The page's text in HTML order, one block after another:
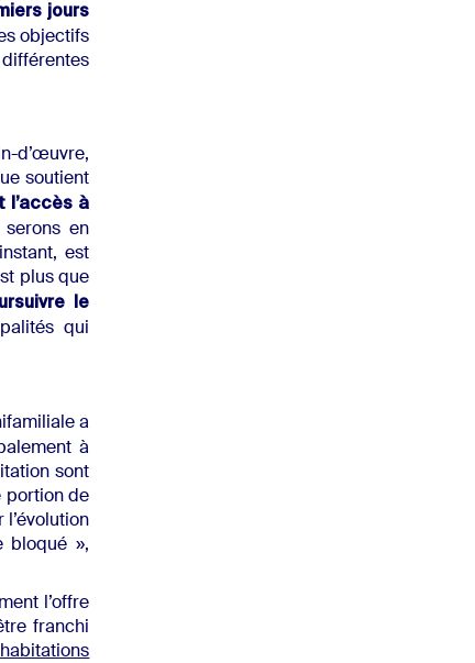
jours
objectifs
d’œuvre,
soutient
l’accès à
en
est
plus que
le
qui
a
à
sont
portion de
bloqué »,
l’offre
franchi